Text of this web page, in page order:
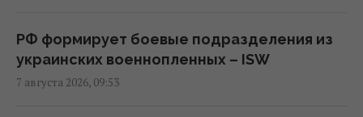
рассказали Reuters об охоте российских
дронов
07:46 пятница, 07 августа 2026
РФ формирует боевые подразделения из
украинских военнопленных – ISW
7 августа 2026, 09:53